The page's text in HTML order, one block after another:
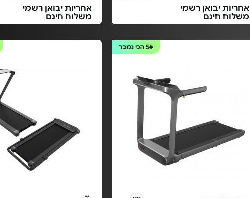
אחריות יבואן רשמי
משלוח חינם
אחריות יבואן רשמי
משלוח חינם
5#הכי נמכר